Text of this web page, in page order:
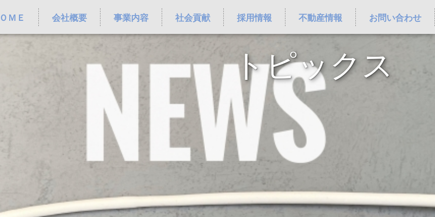
ＭＥ 会社概要 事業内容 社会貢献 採用情報 不動産情報 お問い合わせ
トピックス